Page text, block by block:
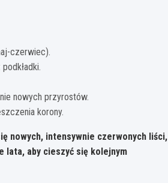
czerwiec).
nowych przyrostów.
korony.
nowych, intensywnie czerwonych liści,
lata, aby cieszyć się kolejnym